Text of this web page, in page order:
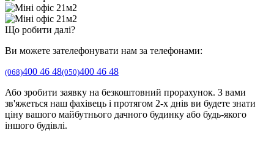
Що робити далі?
Ви можете зателефонувати нам за телефонами:
(068)400 46 48(050)400 46 48
Або зробити заявку на безкоштовний прорахунок. З вами
зв'яжеться наш фахівець і протягом 2-х днів ви будете знати
ціну вашого майбутнього дачного будинку або будь-якого
іншого будівлі.